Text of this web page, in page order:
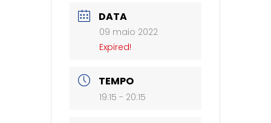
DATA
09 maio 2022
Expired!
TEMPO
19:15 - 20:15